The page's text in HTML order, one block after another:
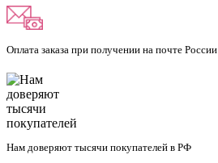
Оплата заказа при получении на почте России
Нам доверяют тысячи покупателей в РФ